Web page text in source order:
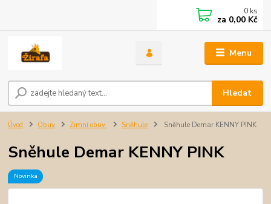
Menu
Hledat
0 ks
za 0,00 Kč
Úvod Obuv Zimní obuv Sněhule Sněhule Demar KENNY PINK
Sněhule Demar KENNY PINK
Novinka